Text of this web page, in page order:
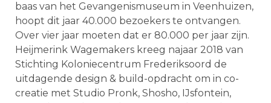
baas van het Gevangenismuseum in Veenhuizen,
hoopt dit jaar 40.000 bezoekers te ontvangen.
Over vier jaar moeten dat er 80.000 per jaar zijn.
Heijmerink Wagemakers kreeg najaar 2018 van
Stichting Koloniecentrum Frederiksoord de
uitdagende design & build-opdracht om in co-
creatie met Studio Pronk, Shosho, IJsfontein,